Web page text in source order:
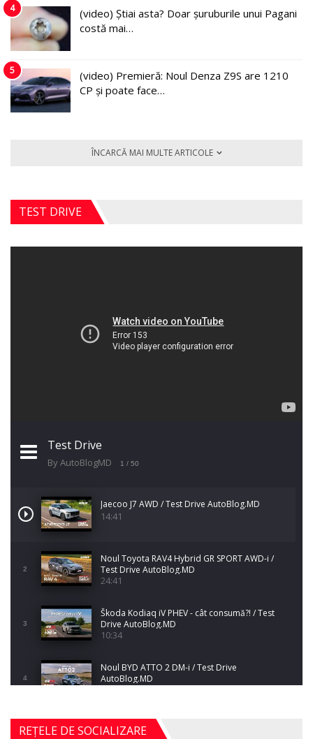
4
(video) Știai asta? Doar șuruburile unui Pagani
costă mai…
5
(video) Premieră: Noul Denza Z9S are 1210
CP și poate face…
ÎNCARCĂ MAI MULTE ARTICOLE
TEST DRIVE
Test Drive
By AutoBlogMD 1 / 50
Jaecoo J7 AWD / Test Drive AutoBlog.MD
14:41
2
Noul Toyota RAV4 Hybrid GR SPORT AWD-i /
Test Drive AutoBlog.MD
24:41
3
Škoda Kodiaq iV PHEV - cât consumă?! / Test
Drive AutoBlog.MD
10:34
4
Noul BYD ATTO 2 DM-i / Test Drive
AutoBlog.MD
17:35
5
Noul Mercedes-Benz S-Class facelift (S 580
4MATIC V223) / Test Drive AutoBlog.MD
REȚELE DE SOCIALIZARE